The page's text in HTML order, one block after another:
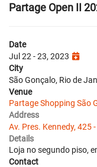
Partage Open II
Date
Jul 22 - 23, 2023
City
São Gonçalo, Rio de
Venue
Partage Shopping São
Address
Av. Pres. Kennedy, 425
Details
Loja no segundo piso,
Contact